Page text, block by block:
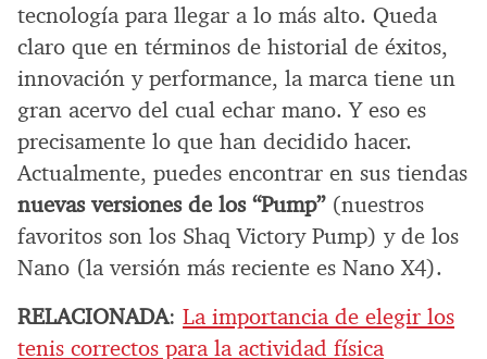
tecnología para llegar a lo más alto. Queda
claro que en términos de historial de éxitos,
innovación y performance, la marca tiene un
gran acervo del cual echar mano. Y eso es
precisamente lo que han decidido hacer.
Actualmente, puedes encontrar en sus tiendas
nuevas versiones de los “Pump”(nuestros
favoritos son los Shaq Victory Pump) y de los
Nano (la versión más reciente es Nano X4).
RELACIONADA: La importancia de elegir los
tenis correctos para la actividad física